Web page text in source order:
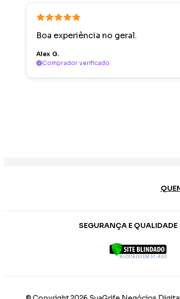
Boa experiência no geral.
Alex G.
Comprador verificado
SEGURANÇA E QUALIDADE
AUDITADO EM 07-AGO